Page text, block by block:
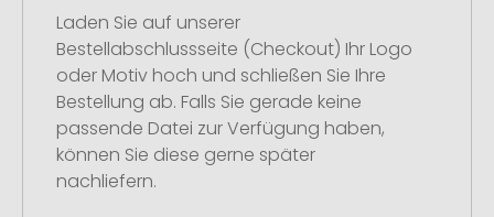
Laden Sie auf unserer
Bestellabschlussseite (Checkout) Ihr Logo
oder Motiv hoch und schließen Sie Ihre
Bestellung ab. Falls Sie gerade keine
passende Datei zur Verfügung haben,
können Sie diese gerne später
nachliefern.